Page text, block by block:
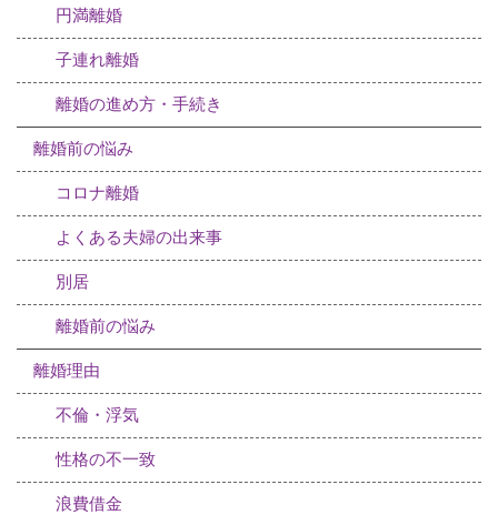
円満離婚
子連れ離婚
離婚の進め方・手続き
離婚前の悩み
コロナ離婚
よくある夫婦の出来事
別居
離婚前の悩み
離婚理由
不倫・浮気
性格の不一致
浪費借金